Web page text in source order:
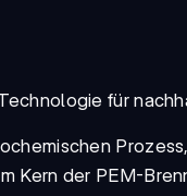
für
Kern der PEM-